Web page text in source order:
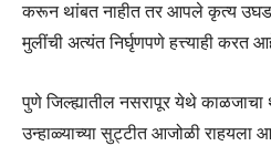
करून थांबत नाहीत तर आपले कृत्य
मुलींची अत्यंत निर्घृणपणे हत्त्याही करत
पुणे जिल्ह्यातील नसरापूर येथे
उन्हाळ्याच्या सुट्टीत आजोळी राहयला